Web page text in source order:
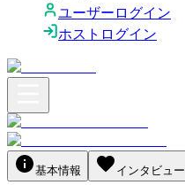
ユーザーログイン
ホストログイン
基本情報 インタビュー